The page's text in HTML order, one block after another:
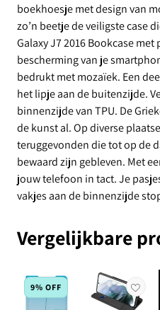
boekhoesje met design van
zo’n beetje de veiligste case
Galaxy J7 2016 Bookcase
bescherming van je
bedrukt met mozaïek. Een
het lipje aan de buitenzijde.
binnenzijde van TPU. De
de kunst al. Op diverse
teruggevonden die tot op de
bewaard zijn gebleven. Met
jouw telefoon in tact. Je
vakjes aan de binnenzijde
Vergelijkbare
9% OFF